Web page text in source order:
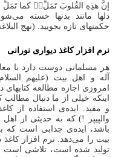
إن‎‏َّ هذِِهِ القُلوبَ تَمَلُّ‏‏‎ُّ کما تَمَلُّ الأبدانُ فَابتَغوا لَها طَرائِفَ الحِکمِ.
دلها مانند بدنها خسته
حکمتهای تازه بجویید. (نهج
نرم افزارکاغذ دیواری نورانی
هر مسلمانی دوست دارد با
آله و اهل بیت (علیهم
امروزی اجازه مطالعه
اینکه خیلی از ما دنبال
والپیپر !) که به حدیثی از
باشد، ایده‌ی جذابی است که
بیت را می‌دهد. نرم افزار
تولید شده است، تلاشی